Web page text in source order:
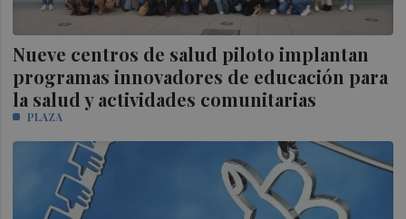
Nueve centros de salud piloto implantan
programas innovadores de educación para
la salud y actividades comunitarias
PLAZA